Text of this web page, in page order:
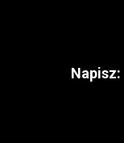
Napisz: